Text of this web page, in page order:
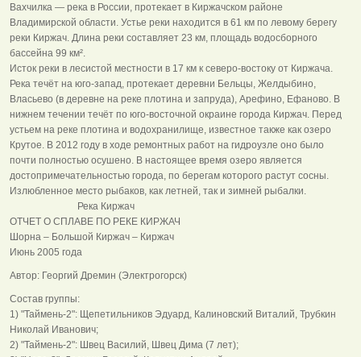
Вахчилка — река в России, протекает в Киржачском районе
Владимирской области. Устье реки находится в 61 км по левому берегу
реки Киржач. Длина реки составляет 23 км, площадь водосборного
бассейна 99 км².
Исток реки в лесистой местности в 17 км к северо-востоку от Киржача.
Река течёт на юго-запад, протекает деревни Бельцы, Желдыбино,
Власьево (в деревне на реке плотина и запруда), Арефино, Ефаново. В
нижнем течении течёт по юго-восточной окраине города Киржач. Перед
устьем на реке плотина и водохранилище, известное также как озеро
Крутое. В 2012 году в ходе ремонтных работ на гидроузле оно было
почти полностью осушено. В настоящее время озеро является
достопримечательностью города, по берегам которого растут сосны.
Излюбленное место рыбаков, как летней, так и зимней рыбалки.
Река Киржач
ОТЧЕТ О СПЛАВЕ ПО РЕКЕ КИРЖАЧ
Шорна – Большой Киржач – Киржач
Июнь 2005 года
Автор: Георгий Дремин (Электрогорск)
Состав группы:
1) "Таймень-2": Щепетильников Эдуард, Калиновский Виталий, Трубкин
Николай Иванович;
2) "Таймень-2": Швец Василий, Швец Дима (7 лет);